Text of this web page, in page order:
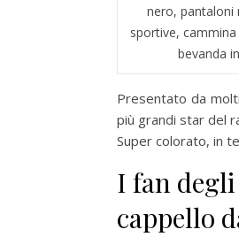
nero, pantaloni
sportive,
bevanda
Presentato da
più grandi star del
Super colorato, in
I fan
cappello